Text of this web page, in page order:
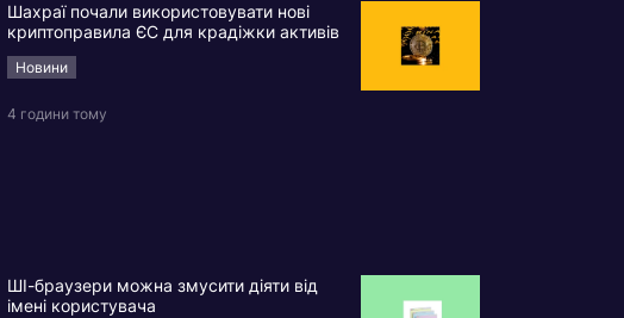
Шахраї почали використовувати нові
криптоправила ЄС для крадіжки активів
Новини
4 години тому
ШІ-браузери можна змусити діяти від
імені користувача